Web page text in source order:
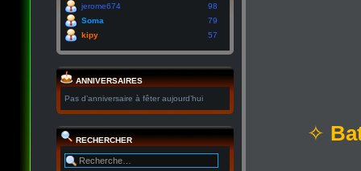
jerome674
98
Soma
79
kipy
57
ANNIVERSAIRES
Pas d’anniversaire à fêter aujourd’hui
RECHERCHER ✧